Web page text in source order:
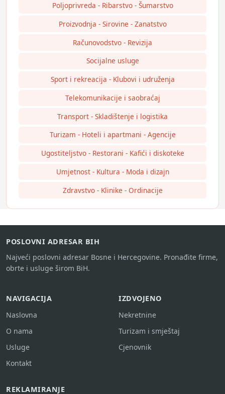
Poljoprivreda - Ribarstvo - Šumarstvo
Proizvodnja - Sirovine - Zanatstvo
Računovodstvo - Revizija
Socijalne usluge
Sport i rekreacija - Klubovi i udruženja
Telekomunikacije i saobraćaj
Transport - Skladištenje i logistika
Turizam - Hoteli i apartmani - Agencije
Ugostiteljstvo - Restorani - Kafići i diskoteke
Umjetnost - Kultura - Moda i dizajn
Zdravstvo - Klinike - Ordinacije
POSLOVNI ADRESAR BIH
Najveći poslovni adresar Bosne i Hercegovine. Pronađite firme,
obrte i usluge širom BiH.
NAVIGACIJA
Naslovna
O nama
Usluge
Kontakt
IZDVOJENO
Nekretnine
Turizam i smještaj
Cjenovnik
REKLAMIRANJE